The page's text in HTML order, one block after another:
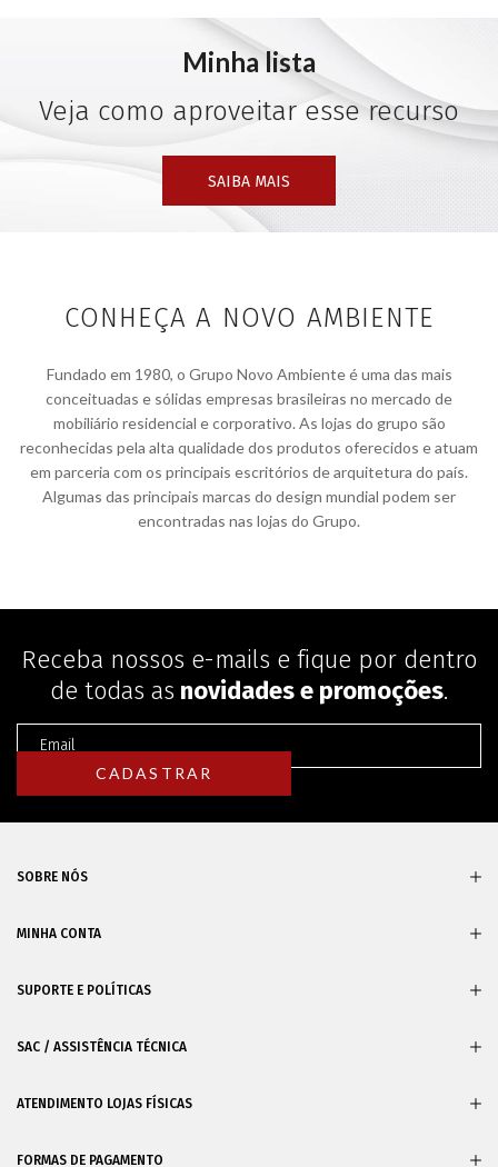
Minha lista
Veja como aproveitar esse recurso
SAIBA MAIS
CONHEÇA A NOVO AMBIENTE
Fundado em 1980, o Grupo Novo Ambiente é uma das mais
conceituadas e sólidas empresas brasileiras no mercado de
mobiliário residencial e corporativo. As lojas do grupo são
reconhecidas pela alta qualidade dos produtos oferecidos e atuam
em parceria com os principais escritórios de arquitetura do país.
Algumas das principais marcas do design mundial podem ser
encontradas nas lojas do Grupo.
Receba nossos e-mails e fique por dentro
de todas as novidades e promoções.
SOBRE NÓS
MINHA CONTA
SUPORTE E POLÍTICAS
SAC / ASSISTÊNCIA TÉCNICA
ATENDIMENTO LOJAS FÍSICAS
FORMAS DE PAGAMENTO